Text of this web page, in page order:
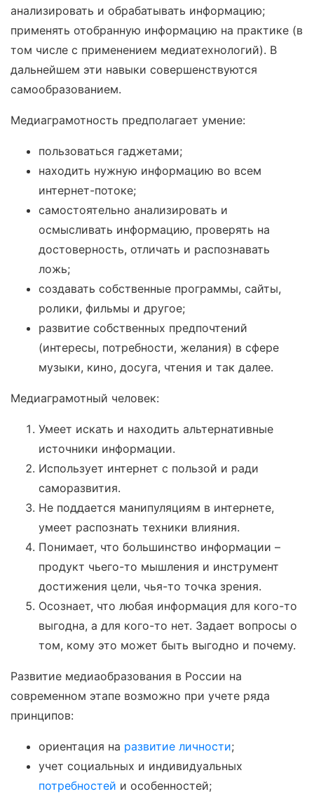
анализировать и обрабатывать информацию;
применять отобранную информацию на практике (в
том числе с применением медиатехнологий). В
дальнейшем эти навыки совершенствуются
самообразованием.
Медиаграмотность предполагает умение:
пользоваться гаджетами;
находить нужную информацию во всем
интернет-потоке;
самостоятельно анализировать и
осмысливать информацию, проверять на
достоверность, отличать и распознавать
ложь;
создавать собственные программы, сайты,
ролики, фильмы и другое;
развитие собственных предпочтений
(интересы, потребности, желания) в сфере
музыки, кино, досуга, чтения и так далее.
Медиаграмотный человек:
Умеет искать и находить альтернативные
источники информации.
Использует интернет с пользой и ради
саморазвития.
Не поддается манипуляциям в интернете,
умеет распознать техники влияния.
Понимает, что большинство информации –
продукт чьего-то мышления и инструмент
достижения цели, чья-то точка зрения.
Осознает, что любая информация для кого-то
выгодна, а для кого-то нет. Задает вопросы о
том, кому это может быть выгодно и почему.
Развитие медиаобразования в России на
современном этапе возможно при учете ряда
принципов:
ориентация на развитие личности;
учет социальных и индивидуальных
потребностей и особенностей;